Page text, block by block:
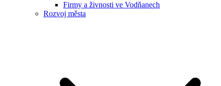
Firmy a živnosti ve Vodňanech
Rozvoj města